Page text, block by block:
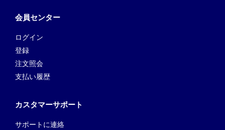
会員センター
ログイン
登録
注文照会
支払い履歴
カスタマーサポート
サポートに連絡